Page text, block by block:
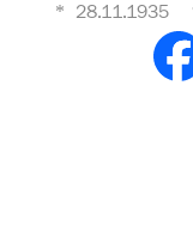
28.11.1935